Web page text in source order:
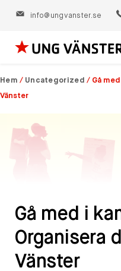
info@ungvanster.se
Hoppa
till
innehåll
Hem / Uncategorized / Gå
Vänster
Gå med i
Organisera
Vänster